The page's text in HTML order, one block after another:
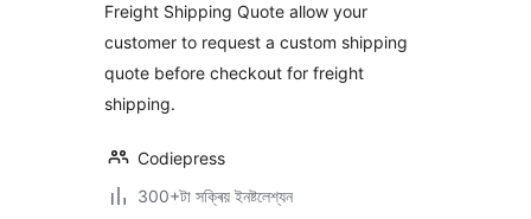
Freight Shipping Quote allow your
customer to request a custom shipping
quote before checkout for freight
shipping.
Codiepress
300+টা সক্ৰিয় ইনষ্টলেশ্যন